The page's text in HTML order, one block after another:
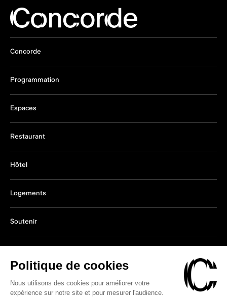
Concorde
Programmation
Espaces
Restaurant
Hôtel
Logements
Soutenir
©2026 Concorde – Tous droits réservés